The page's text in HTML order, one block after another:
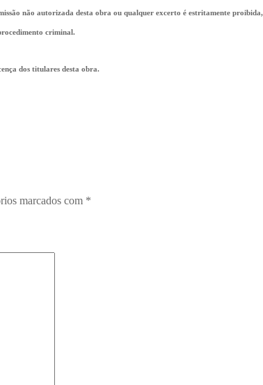
não autorizada desta obra ou qualquer excerto é estritamente proibida,
criminal.
dos titulares desta obra.
marcados com *